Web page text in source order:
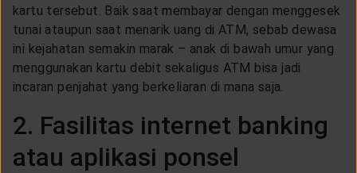
kartu tersebut. Baik saat membayar dengan menggesek
tunai ataupun saat menarik uang di ATM, sebab dewasa
ini kejahatan semakin marak – anak di bawah umur yang
menggunakan kartu debit sekaligus ATM bisa jadi
incaran penjahat yang berkeliaran di mana saja.
2. Fasilitas internet banking
atau aplikasi ponsel